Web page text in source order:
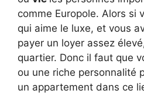
comme Europole. Alors si
qui aime le luxe, et vous
payer un loyer assez
quartier. Donc il faut que
ou une riche personnalité
un appartement dans ce